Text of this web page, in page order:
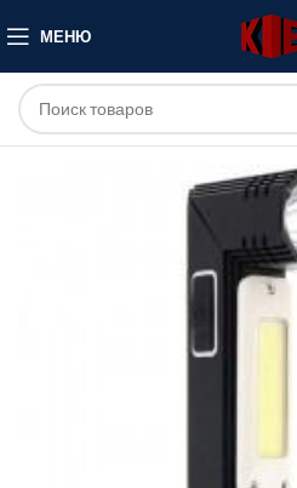
МЕНЮ